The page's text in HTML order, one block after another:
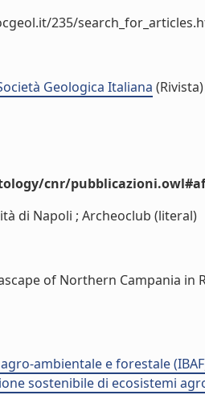
235/
Geologica Italiana (Rivista)
cnr/
di Napoli ; Archeoclub (literal)
of Northern Campania
ambientale e forestale
sostenibile di ecosistemi